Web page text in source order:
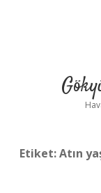
Etiket:Atın